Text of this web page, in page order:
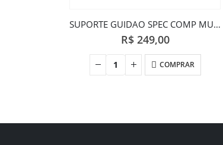
SUPORTE GUIDAO SPEC COMP MULTI 31.8X100 PTO 4D
R$249,00
COMPRAR